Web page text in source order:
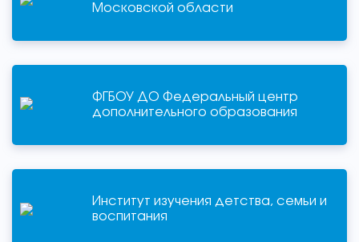
Московской области
ФГБОУ ДО Федеральный центр
дополнительного образования
Институт изучения детства, семьи и
воспитания